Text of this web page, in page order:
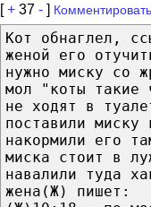
[+ 37 - ]
Кот обнаглел,
женой его
нужно миску со
мол "коты такие
не ходят в
поставили
накормили его
миска стоит в
навалили туда
жена(Ж) пишет: